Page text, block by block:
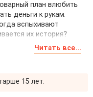
план влюбить
деньги к рукам.
вспыхивают
их история?
свой коварный
Читать все...
15 лет.